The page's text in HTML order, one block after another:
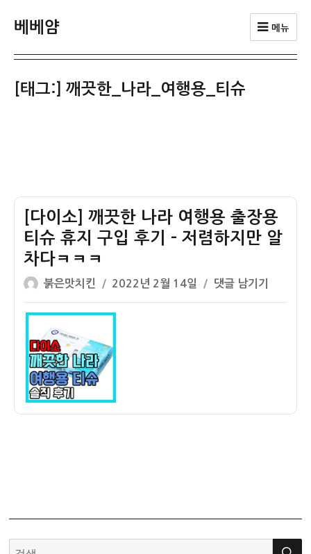
베베얌 메뉴
[태그:]깨끗한_나라_여행용_티슈
[다이소] 깨끗한 나라 여행용 출장용
티슈 휴지 구입 후기 – 저렴하지만 알
차다ㅋㅋㅋ
글
쓴
이
붉은맛치킨
작
성
일
2022년 2월 14일
[다
이
댓글 남기기
검
검